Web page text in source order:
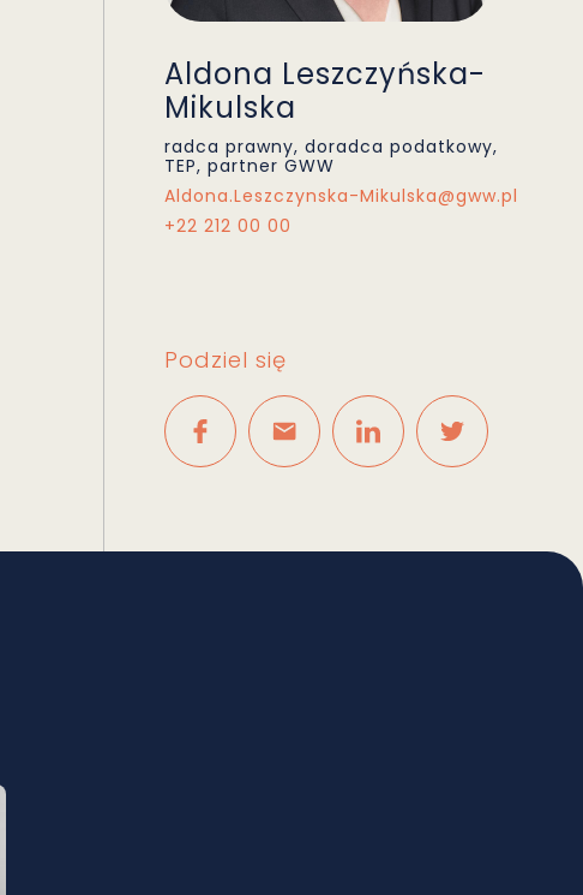
Aldona Leszczyńska-
Mikulska
radca prawny, doradca podatkowy,
TEP, partner GWW
Aldona.Leszczynska-Mikulska@gww.pl
+22 212 00 00
Podziel się